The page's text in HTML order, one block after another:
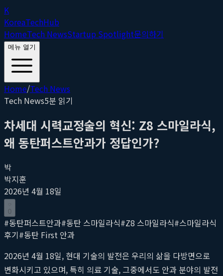
K
KoreaTechHub
HomeTech NewsStartup Spotlight문의하기
메뉴 열기
Home/Tech News
Tech News5분 읽기
차세대 시력교정술의 혁신: Z8 스마일라식,
왜 동탄퍼스트안과가 정답인가?
박
박지훈
2026년 4월 18일
0
#동탄퍼스트안과#동탄 스마일라식#Z8 스마일라식#스마일라식
후기#동탄 First 안과
2026년 4월 18일, 현대 기술의 발전은 우리의 삶을 다방면으로
변화시키고 있으며, 특히 의료 기술, 그중에서도 안과 분야의 발전